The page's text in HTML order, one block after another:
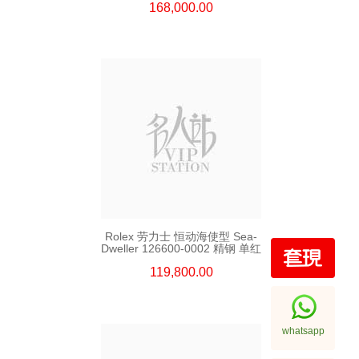
168,000.00
Rolex 劳力士 恒动海使型 Sea-
Dweller 126600-0002 精钢 单红
119,800.00
whatsapp